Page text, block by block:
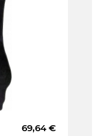
69,64 €